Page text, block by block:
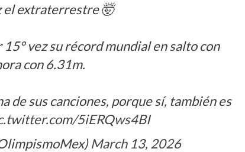
el extraterrestre 🤯
vez su récord mundial en salto con
con 6.31m.
de sus canciones, porque sí, también es
5iERQws4BI
March 13, 2026